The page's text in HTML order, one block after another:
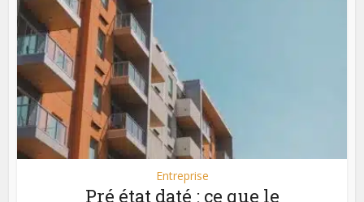
Entreprise
Pré état daté : ce que le